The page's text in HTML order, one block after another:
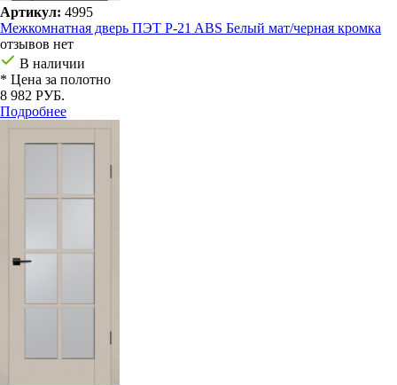
Артикул: 4995
Межкомнатная дверь ПЭТ P-21 ABS Белый мат/черная кромка
отзывов нет
В наличии
* Цена за полотно
8 982 РУБ.
Подробнее